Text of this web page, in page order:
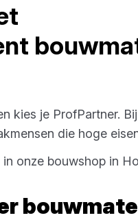
kies je ProfPartner. Bij
die hoge
onze bouwshop in